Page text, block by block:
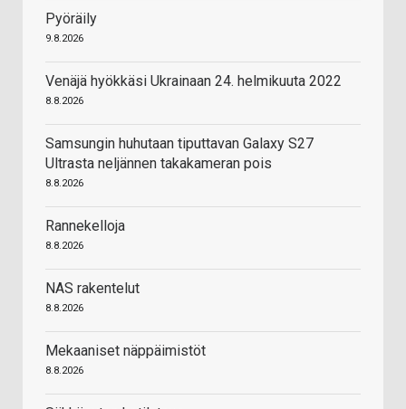
Pyöräily
9.8.2026
Venäjä hyökkäsi Ukrainaan 24. helmikuuta 2022
8.8.2026
Samsungin huhutaan tiputtavan Galaxy S27
Ultrasta neljännen takakameran pois
8.8.2026
Rannekelloja
8.8.2026
NAS rakentelut
8.8.2026
Mekaaniset näppäimistöt
8.8.2026